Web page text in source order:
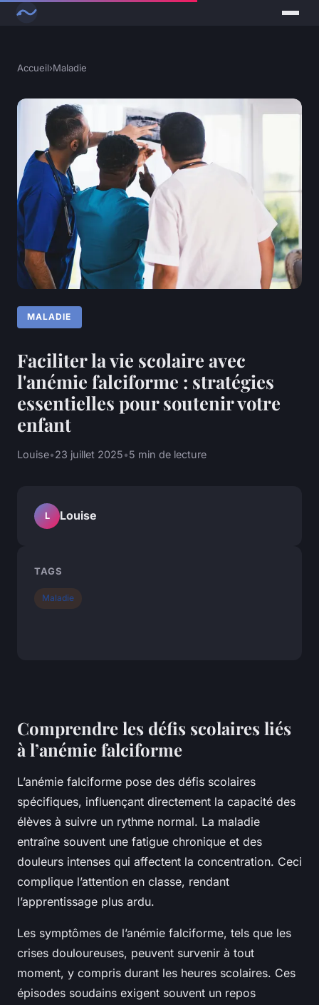
Accueil›Maladie
MALADIE
Faciliter la vie scolaire avec
l'anémie falciforme : stratégies
essentielles pour soutenir votre
enfant
Louise•23 juillet 2025•5 min de lecture
Comprendre les défis scolaires liés
à l’anémie falciforme
L’anémie falciforme pose des défis scolaires
spécifiques, influençant directement la capacité des
élèves à suivre un rythme normal. La maladie
entraîne souvent une fatigue chronique et des
douleurs intenses qui affectent la concentration. Ceci
complique l’attention en classe, rendant
l’apprentissage plus ardu.
Les symptômes de l’anémie falciforme, tels que les
crises douloureuses, peuvent survenir à tout
moment, y compris durant les heures scolaires. Ces
épisodes soudains exigent souvent un repos
L Louise
TAGS
Maladie